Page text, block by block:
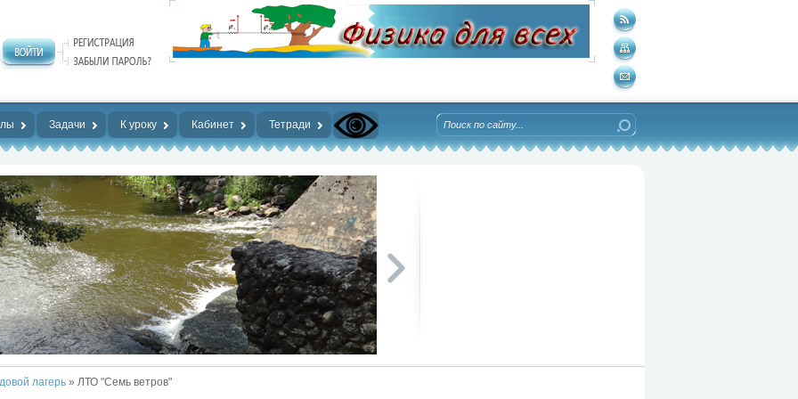
Задачи К уроку Кабинет Тетради
лагерь » ЛТО "Семь ветров"